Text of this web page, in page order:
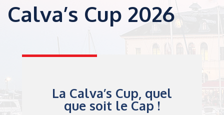
Calva’s Cup 2026
La Calva’s Cup, quel
que soit le Cap !